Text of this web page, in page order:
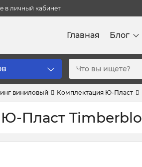
в личный кабинет
Главная Блог
виниловый Комплектация Ю-Пласт
Пласт